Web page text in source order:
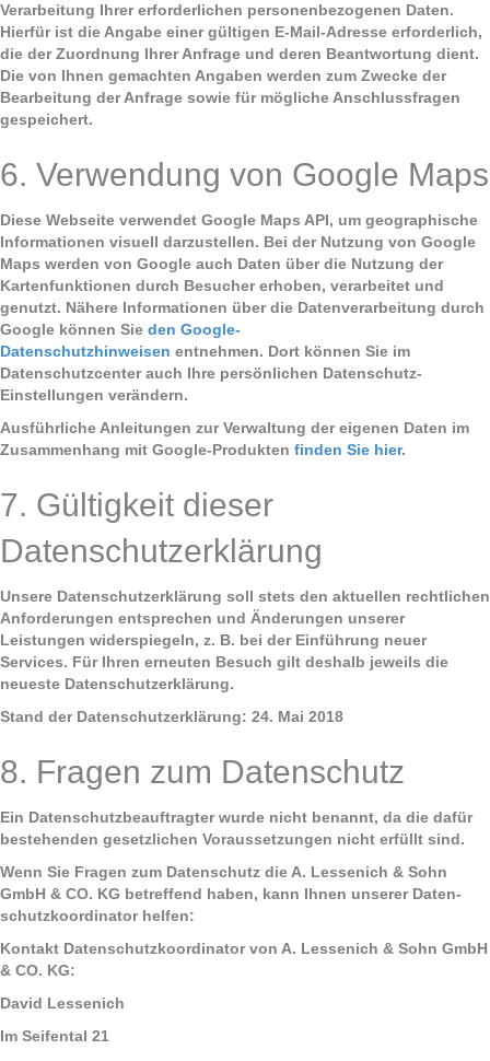
Verarbeitung Ihrer erforderlichen personen­bezogenen Daten.
Hierfür ist die Angabe einer gültigen E-Mail-Adresse erforderlich,
die der Zuordnung Ihrer Anfrage und deren Beantwortung dient.
Die von Ihnen gemachten Angaben werden zum Zwecke der
Bearbeitung der Anfrage sowie für mögliche Anschlussfragen
gespeichert.
6. Verwendung von Google Maps
Diese Webseite verwendet Google Maps API, um geographische
Informationen visuell darzustel­len. Bei der Nutzung von Google
Maps werden von Google auch Daten über die Nutzung der
Kartenfunktionen durch Besucher erhoben, verarbeitet und
genutzt. Nähere Informationen über die Datenverarbeitung durch
Google können Sie den Google-
Datenschutzhinweisen entnehmen. Dort können Sie im
Datenschutzcenter auch Ihre persönlichen Datenschutz-
Einstellungen verän­dern.
Ausführliche Anleitungen zur Verwaltung der eigenen Daten im
Zusammenhang mit Google-Produkten finden Sie hier.
7. Gültigkeit dieser
Datenschutzerklärung
Unsere Datenschutzerklärung soll stets den aktuellen rechtlichen
Anforderungen entsprechen und Änderungen unserer
Leistungen widerspiegeln, z. B. bei der Einführung neuer
Services. Für Ihren erneuten Besuch gilt deshalb jeweils die
neueste Datenschutzerklärung.
Stand der Datenschutzerklärung: 24. Mai 2018
8. Fragen zum Datenschutz
Ein Datenschutzbeauftragter wurde nicht benannt, da die dafür
bestehenden gesetzlichen Voraussetzungen nicht erfüllt sind.
Wenn Sie Fragen zum Datenschutz die A. Lessenich & Sohn
GmbH & CO. KG betreffend haben, kann Ihnen unserer Daten­
schutzkoordinator helfen:
Kontakt Datenschutzkoordinator von A. Lessenich & Sohn GmbH
& CO. KG:
David Lessenich
Im Seifental 21